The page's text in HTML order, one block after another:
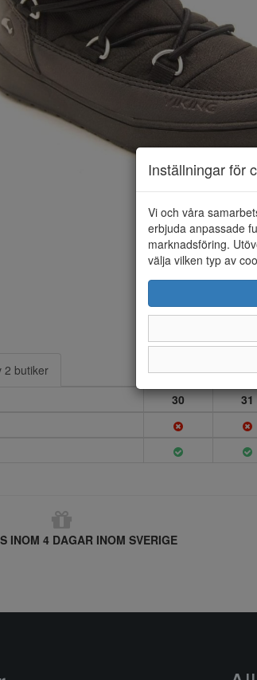
2 butiker
30 31
INOM 4 DAGAR INOM SVERIGE
Inställningar för
Vi och våra
erbjuda anpassade
marknadsföring.
välja vilken typ av